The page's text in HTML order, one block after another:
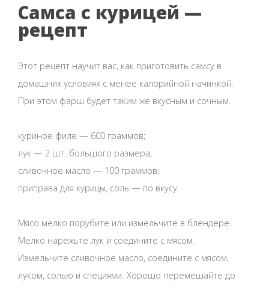
Самса с курицей —
рецепт
Этот рецепт научит вас, как приготовить самсу в
домашних условиях с менее калорийной начинкой.
При этом фарш будет таким же вкусным и сочным.
куриное филе — 600 граммов;
лук — 2 шт. большого размера;
сливочное масло — 100 граммов;
приправа для курицы, соль — по вкусу.
Мясо мелко порубите или измельчите в блендере.
Мелко нарежьте лук и соедините с мясом.
Измельчите сливочное масло, соедините с мясом,
луком, солью и специями. Хорошо перемешайте до